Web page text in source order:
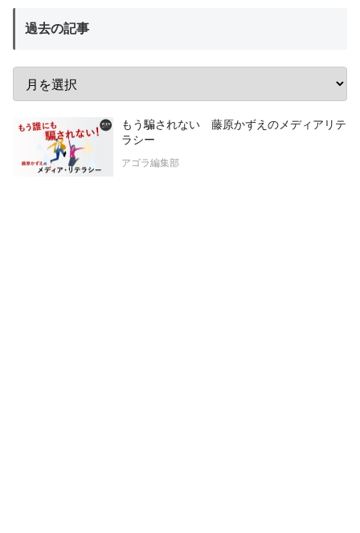
過去の記事
もう騙されない 藤原かずえのメディアリテ
ラシー
アゴラ編集部